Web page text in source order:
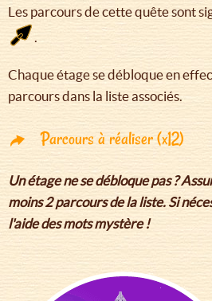
Les parcours de cette quête sont
.
Chaque étage se débloque en
parcours dans la liste associés.
Parcours à réaliser (x12)
Un étage ne se débloque pas ?
moins 2 parcours de la liste. Si
l'aide des mots mystère !